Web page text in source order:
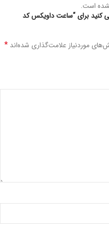
است.
کنید برای “ساعت داویکس کد
موردنیاز علامت‌گذاری شده‌اند *